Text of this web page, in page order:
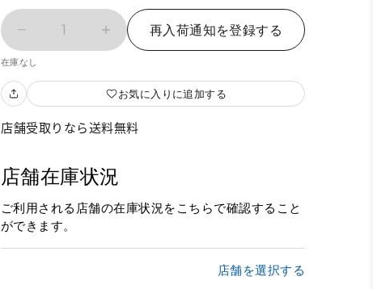
1 再入荷通知を登録する
在庫なし
お気に入りに追加する
店舗受取りなら送料無料
店舗在庫状況
ご利用される店舗の在庫状況をこちらで確認すること
ができます。
店舗を選択する